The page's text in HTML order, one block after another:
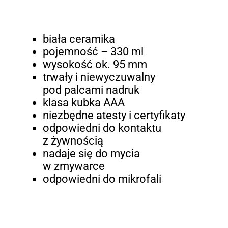
biała ceramika
pojemność – 330 ml
wysokość ok. 95 mm
trwały i niewyczuwalny
pod palcami nadruk
klasa kubka AAA
niezbędne atesty i certyfikaty
odpowiedni do kontaktu
z żywnością
nadaje się do mycia
w zmywarce
odpowiedni do mikrofali